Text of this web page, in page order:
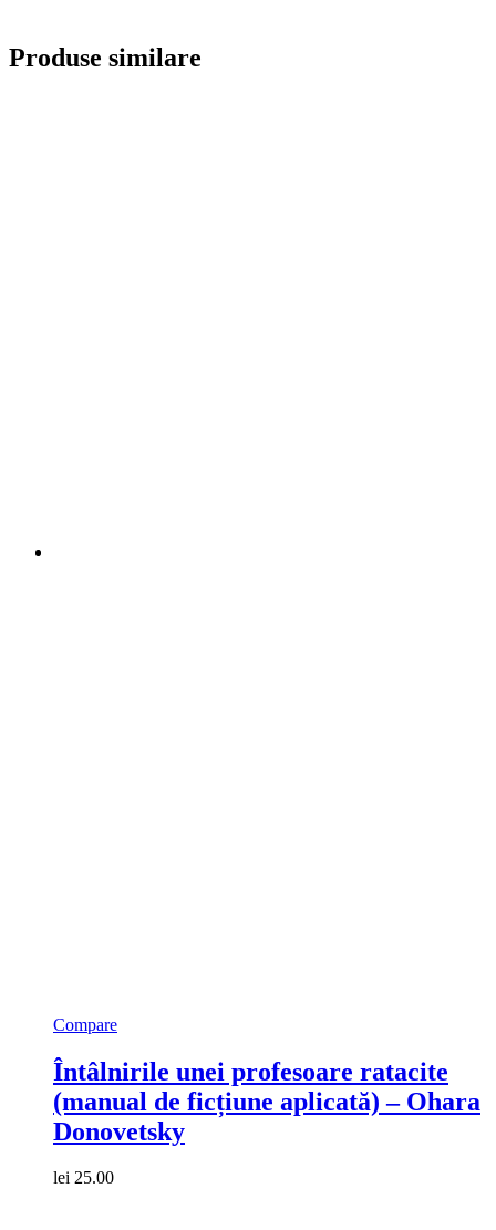
Produse similare
Compare
Întâlnirile unei profesoare ratacite
(manual de ficțiune aplicată) – Ohara
Donovetsky
lei 25.00